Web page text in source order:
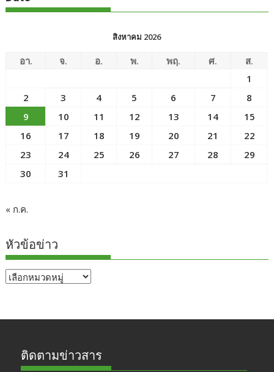
สิงหาคม 2026
อา. จ. อ. พ. พฤ. ศ.
ส.
1
2
3 4 5 6 7
8
9
10 11 12 13 14
15
16
17 18 19 20 21
22
23
24 25 26 27 28
29
30
31
« ก.ค.
หัวข้อข่าว
หัวข้อ
ติดตามข่าวสาร